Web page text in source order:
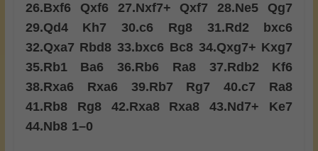
26.Bxf6 Qxf6 27.Nxf7+ Qxf7 28.Ne5
Qg7
29.Qd4 Kh7 30.c6 Rg8 31.Rd2
bxc6
32.Qxa7 Rbd8 33. bxc6 Bc8 34.Qxg7+ Kxg7
35.Rb1 Ba6 36.Rb6 Ra8 37.Rdb2
Kf6
38.Rxa6 Rxa6 39.Rb7 Rg7 40.c7
Ra8
41.Rb8 Rg8 42.Rxa8 Rxa8 43.Nd7+
Ke7
44.Nb8 1–0